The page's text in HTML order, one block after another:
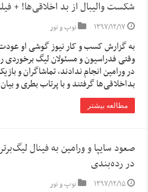
شکست والیبال از بد اخلاقی‌ها! +
۱۳۹۷/۱۲/۱۷ توپ و تور
به گزارش کسب و کار نیوز گوشی او
وقتی فدراسیون و مسئولان لیگ برخوردی
در ورامین انجام ندادند، تماشاگران و
بداخلاقی‌ها گرفتند و با پرتاب بطری و
مطالعه بیشتر
صعود سایپا و ورامین به فینال
در رده‌بندی
۱۳۹۷/۱۲/۱۵ توپ و تور